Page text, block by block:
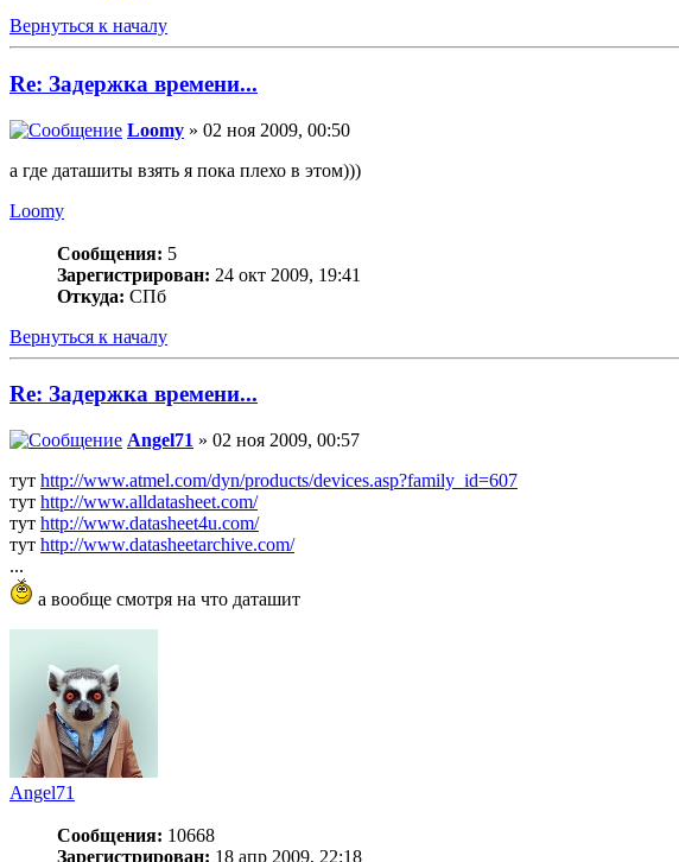
Вернуться к началу
Re: Задержка времени...
Loomy » 02 ноя 2009, 00:50
а где даташиты взять я пока плехо в этом)))
Loomy
Сообщения: 5
Зарегистрирован: 24 окт 2009, 19:41
Откуда: СПб
Вернуться к началу
Re: Задержка времени...
Angel71 » 02 ноя 2009, 00:57
тут http://www.atmel.com/dyn/products/devices.asp?family_id=607
тут http://www.alldatasheet.com/
тут http://www.datasheet4u.com/
тут http://www.datasheetarchive.com/
...
а вообще смотря на что даташит
Angel71
Сообщения: 10668
Зарегистрирован: 18 апр 2009, 22:18